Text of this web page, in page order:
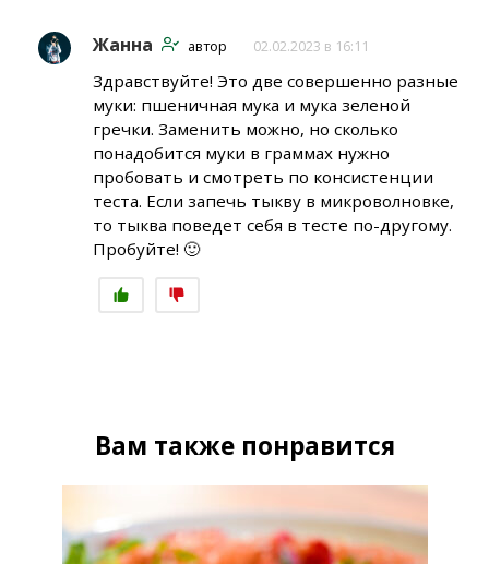
Жанна автор 02.02.2023 в 16:11
Здравствуйте! Это две совершенно разные
муки: пшеничная мука и мука зеленой
гречки. Заменить можно, но сколько
понадобится муки в граммах нужно
пробовать и смотреть по консистенции
теста. Если запечь тыкву в микроволновке,
то тыква поведет себя в тесте по-другому.
Пробуйте! 🙂
Вам также понравится